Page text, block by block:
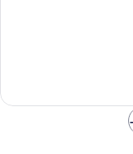
園
い、